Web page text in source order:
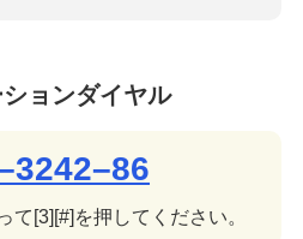
ョンダイヤル
て[3][#]を押してください。